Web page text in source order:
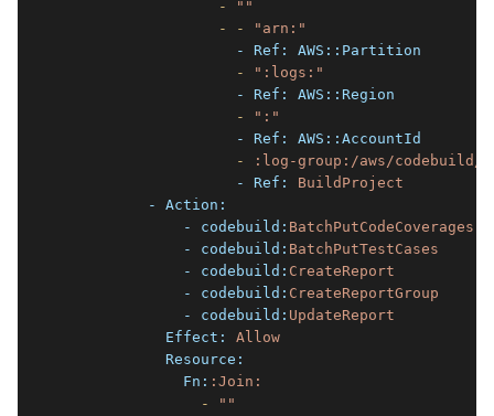
                  -
""
                  -
-
"arn:"
                    - Ref:
AWS::Partition
                    -
":logs:"
                    - Ref:
AWS::Region
                    -
":"
                    - Ref:
AWS::AccountId
                    -
:log-group:/aws/codebuild/
                    - Ref:
BuildProject
          - Action:
              - codebuild:
BatchPutCodeCoverages
              - codebuild:
BatchPutTestCases
              - codebuild:
CreateReport
              - codebuild:
CreateReportGroup
              - codebuild:
UpdateReport
            Effect:
Allow
            Resource:
              Fn:
:Join:
                -
""